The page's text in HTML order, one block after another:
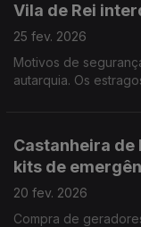
Vila de Rei
25 fev. 2026
Motivos de
autarquia. Os
Castanheira de
kits de
20 fev. 2026
Compra de